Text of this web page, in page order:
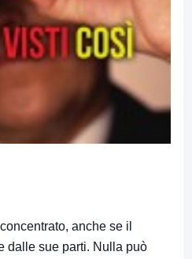
anche se il
dalle sue parti. Nulla può